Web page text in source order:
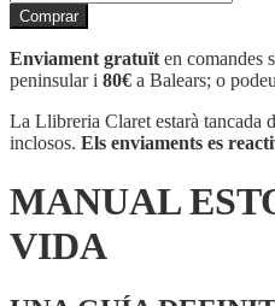
de
MANUAL
ESTOICO
DE
VIDA
Comprar
Enviament gratuït en comandes
peninsular i 80€ a Balears; o
La Llibreria Claret estarà tancada
inclosos. Els enviaments es
MANUAL
VIDA